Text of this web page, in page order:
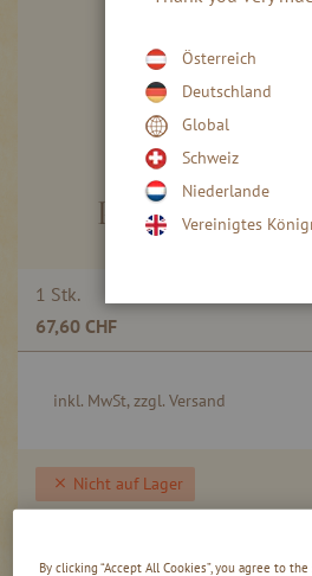
gallery
PUNSCH
Produkte
Artikel
1 Stk.
67,60 CHF
inkl. MwSt, zzgl. Versand
Nicht auf Lager
By clicking “Accept All Cookies”, you agree to
Österreich
Deutschland
Global
Schweiz
Niederlande
Vereinigtes